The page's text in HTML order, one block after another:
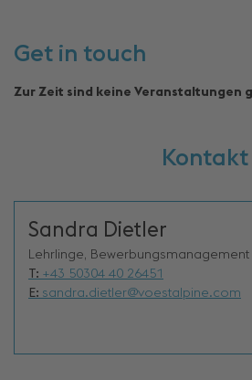
Get in touch
Zur Zeit sind keine Veranstaltungen
Kontakt
Sandra Dietler
Lehrlinge, Bewerbungsmanagement
T: +43 50304 40 26451
E: sandra.dietler@voestalpine.com